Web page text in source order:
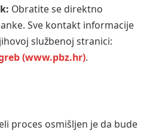
Obratite se direktno
Sve kontakt informacije
službenoj stranici:
(www.pbz.hr).
proces osmišljen je da bude